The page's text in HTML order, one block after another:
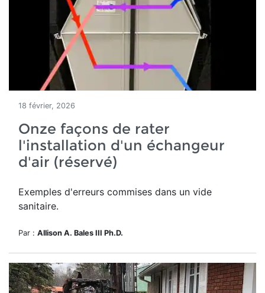
18 février, 2026
Onze façons de rater
l'installation d'un échangeur
d'air (réservé)
Exemples d'erreurs commises dans un vide
sanitaire.
Par : Allison A. Bales III Ph.D.